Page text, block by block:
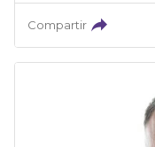
Compartir